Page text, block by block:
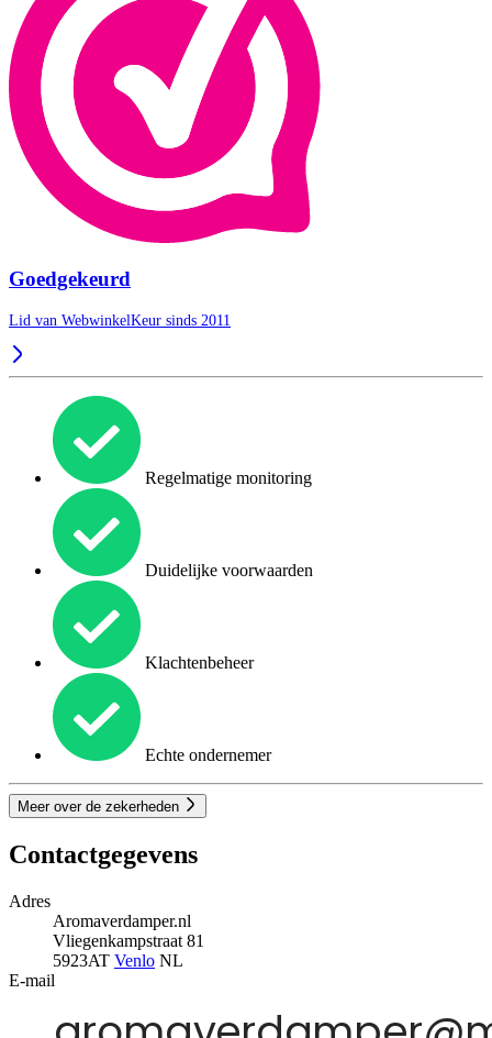
Goedgekeurd
Lid van WebwinkelKeur sinds 2011
Regelmatige monitoring
Duidelijke voorwaarden
Klachtenbeheer
Echte ondernemer
Meer over de zekerheden
Contactgegevens
Adres
Aromaverdamper.nl
Vliegenkampstraat 81
5923AT Venlo NL
E-mail